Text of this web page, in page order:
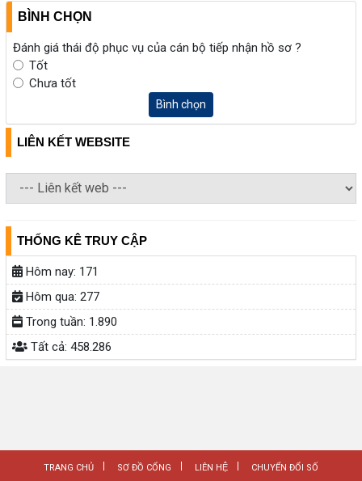
BÌNH CHỌN
Đánh giá thái độ phục vụ của cán bộ tiếp nhận hồ sơ ?
Tốt
Chưa tốt
Bình chọn
LIÊN KẾT WEBSITE
THỐNG KÊ TRUY CẬP
Hôm nay: 171
Hôm qua: 277
Trong tuần: 1.890
Tất cả: 458.286
TRANG CHỦ SƠ ĐỒ CỔNG LIÊN HỆ CHUYỂN ĐỔI SỐ